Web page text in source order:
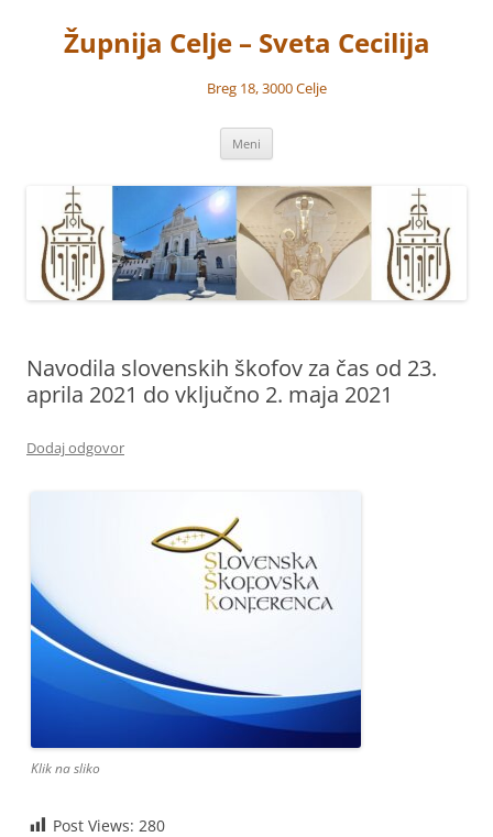
vsebinoŽupnija Celje – Sveta Cecilija
Breg 18, 3000 Celje
Meni
Navodila slovenskih škofov za čas od 23.
aprila 2021 do vključno 2. maja 2021
Dodaj odgovor
Klik na sliko
Post Views: 280